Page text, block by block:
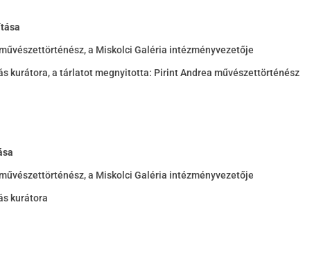
a Miskolci Galéria intézményvezetője
kurátora, a tárlatot megnyitotta: Pirint Andrea művészettörténész
a Miskolci Galéria intézményvezetője
kurátora